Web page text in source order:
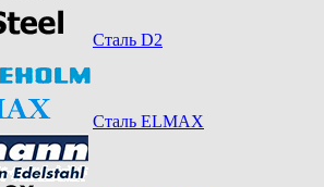
Сталь D2
Сталь ELMAX